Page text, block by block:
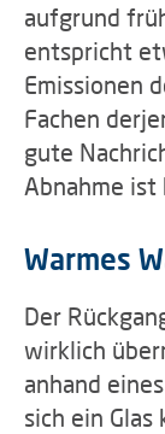
aufgrund
entspricht
Emissionen
Fachen
gute
Abnahme ist
Warmes
Der
wirklich
anhand
sich ein